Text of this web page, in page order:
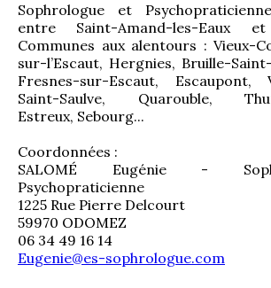
Sophrologue et
entre Saint-Amand-les-Eaux et
Communes aux alentours : Vieux-
sur-l’Escaut, Hergnies, Bruille-
Fresnes-sur-Escaut, Escaupont,
Saint-Saulve, Quarouble,
Estreux, Sebourg...
Coordonnées :
SALOMÉ Eugénie -
Psychopraticienne
1225 Rue Pierre Delcourt
59970 ODOMEZ
06 34 49 16 14
Eugenie@es-sophrologue.com